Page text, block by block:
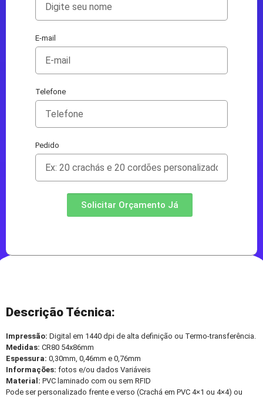
E-mail
Telefone
Pedido
Solicitar Orçamento Já
Descrição Técnica:
Impressão: Digital em 1440 dpi de alta definição ou Termo-transferência.
Medidas: CR80 54x86mm
Espessura: 0,30mm, 0,46mm e 0,76mm
Informações: fotos e/ou dados Variáveis
Material: PVC laminado com ou sem RFID
Pode ser personalizado frente e verso (Crachá em PVC 4×1 ou 4×4) ou